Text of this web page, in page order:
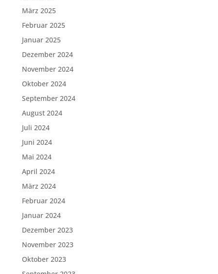
März 2025
Februar 2025
Januar 2025
Dezember 2024
November 2024
Oktober 2024
September 2024
August 2024
Juli 2024
Juni 2024
Mai 2024
April 2024
März 2024
Februar 2024
Januar 2024
Dezember 2023
November 2023
Oktober 2023